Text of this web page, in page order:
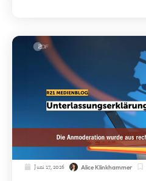
Juni 17, 2026 Alice Klinkhammer